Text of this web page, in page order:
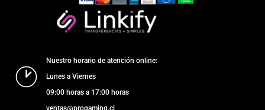
Nuestro horario de atención online:
Lunes a Viernes
09:00 horas a 17:00 horas
ventas@progaming.cl